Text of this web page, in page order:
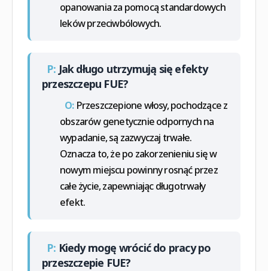
opanowania za pomocą standardowych
leków przeciwbólowych.
P: Jak długo utrzymują się efekty
przeszczepu FUE?
O:Przeszczepione włosy, pochodzące z
obszarów genetycznie odpornych na
wypadanie, są zazwyczaj trwałe.
Oznacza to, że po zakorzenieniu się w
nowym miejscu powinny rosnąć przez
całe życie, zapewniając długotrwały
efekt.
P: Kiedy mogę wrócić do pracy po
przeszczepie FUE?